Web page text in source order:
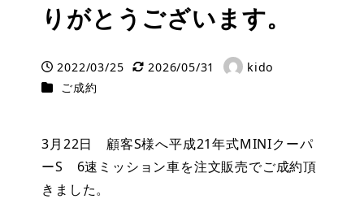
りがとうございます。
投稿日
2022/03/25
更新日
2026/05/31
著
kido
カテゴリー
ご成約
3月22日 顧客S様へ平成21年式MINIクーパ
ーS 6速ミッション車を注文販売でご成約頂
きました。